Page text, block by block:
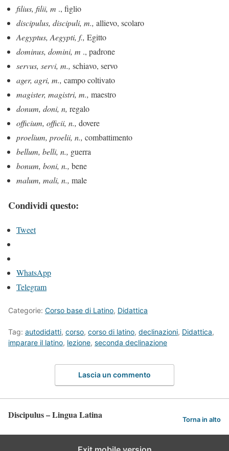
filius, filii, m ., figlio
discipulus, discipuli, m., allievo, scolaro
Aegyptus, Aegypti, f., Egitto
dominus, domini, m ., padrone
servus, servi, m., schiavo, servo
ager, agri, m., campo coltivato
magister, magistri, m., maestro
donum, doni, n, regalo
officium, officii, n., dovere
proelium, proelii, n., combattimento
bellum, belli, n., guerra
bonum, boni, n., bene
malum, mali, n., male
Condividi questo:
Tweet
WhatsApp
Telegram
Categorie: Corso base di Latino, Didattica
Tag: autodidatti, corso, corso di latino, declinazioni, Didattica,
imparare il latino, lezione, seconda declinazione
Lascia un commento
Discipulus – Lingua Latina Torna in alto